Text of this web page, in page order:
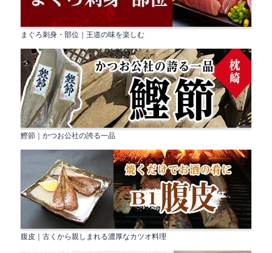
まぐろ刺身・部位｜王道の味を楽しむ
鰹節｜かつお公社の誇る一品
腹皮｜古くから親しまれる濃厚なカツオ料理